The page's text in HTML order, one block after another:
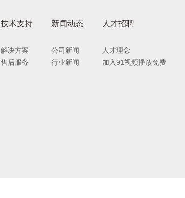
技术支持
解决方案
售后服务
新闻动态
公司新闻
行业新闻
人才招聘
人才理念
加入91视频播放免费